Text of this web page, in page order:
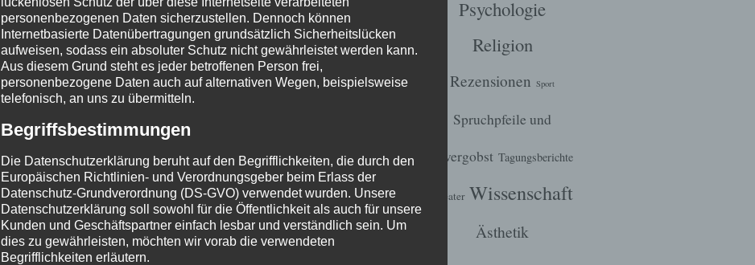
Psychologie
Religion
Rezensionen Sport
Spruchpfeile und
Zwergobst Tagungsberichte
Theater Wissenschaft
Ästhetik
personenbezogenen Daten sicherzustellen. Dennoch können
Internetbasierte Datenübertragungen grundsätzlich Sicherheitslücken
aufweisen, sodass ein absoluter Schutz nicht gewährleistet werden kann.
Aus diesem Grund steht es jeder betroffenen Person frei,
personenbezogene Daten auch auf alternativen Wegen, beispielsweise
telefonisch, an uns zu übermitteln.
Begriffsbestimmungen
Die Datenschutzerklärung beruht auf den Begrifflichkeiten, die durch den
Europäischen Richtlinien- und Verordnungsgeber beim Erlass der
Datenschutz-Grundverordnung (DS-GVO) verwendet wurden. Unsere
Datenschutzerklärung soll sowohl für die Öffentlichkeit als auch für unsere
Kunden und Geschäftspartner einfach lesbar und verständlich sein. Um
dies zu gewährleisten, möchten wir vorab die verwendeten
Begrifflichkeiten erläutern.